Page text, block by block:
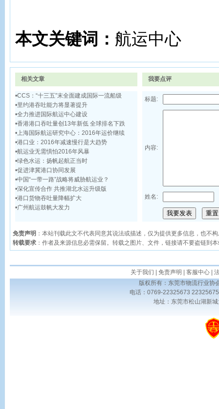
本文关键词： 航运中心
相关文章 我要点评
•CCS：“十三五”末全面建成国际一流船级
•里约港吞吐能力将显著提升
•全力推进国际航运中心建设
•香港港口吞吐量创13年新低 全球排名下跌
•上海国际航运研究中心：2016年运价继续
•港口业：2016年减速慢行是大趋势
•航运业无需惧怕2016年风暴
•绿色水运：扬帆起航正当时
•促进津冀港口协同发展
•中国“一带一路”战略将威胁航运业？
•深化宣传合作 共推湖北水运升级版
•港口货物吞吐量降幅扩大
•广州航运鼓帆大发力
标题:
内容:
姓名:
免责声明 ：本站刊载此文不代表同意其说法或描述，仅为提供更多信息，也不
转载要求 ：作者及来源信息必需保留。转载之图片、文件，链接请不要盗链到
关于我们 免责声明 客服中心|
版权所有：东莞市物流行业
电话：0769-22325673
地址：东莞市松山湖新